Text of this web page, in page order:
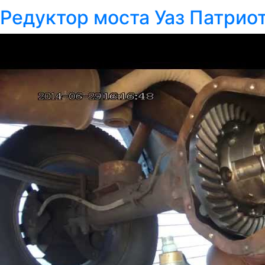
Редуктор моста Уаз